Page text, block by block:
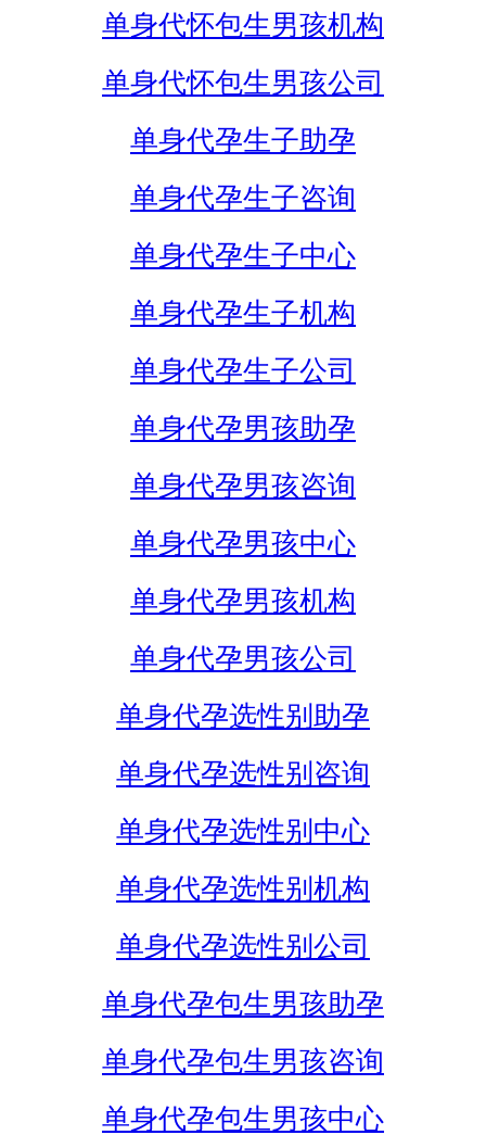
单身代怀包生男孩机构
单身代怀包生男孩公司
单身代孕生子助孕
单身代孕生子咨询
单身代孕生子中心
单身代孕生子机构
单身代孕生子公司
单身代孕男孩助孕
单身代孕男孩咨询
单身代孕男孩中心
单身代孕男孩机构
单身代孕男孩公司
单身代孕选性别助孕
单身代孕选性别咨询
单身代孕选性别中心
单身代孕选性别机构
单身代孕选性别公司
单身代孕包生男孩助孕
单身代孕包生男孩咨询
单身代孕包生男孩中心